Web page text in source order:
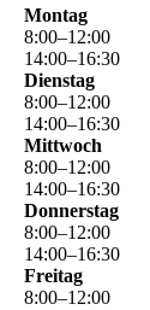
Montag
8:00–12:00
14:00–16:30
Dienstag
8:00–12:00
14:00–16:30
Mittwoch
8:00–12:00
14:00–16:30
Donnerstag
8:00–12:00
14:00–16:30
Freitag
8:00–12:00